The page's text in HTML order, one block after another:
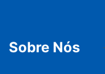
Sobre Nós